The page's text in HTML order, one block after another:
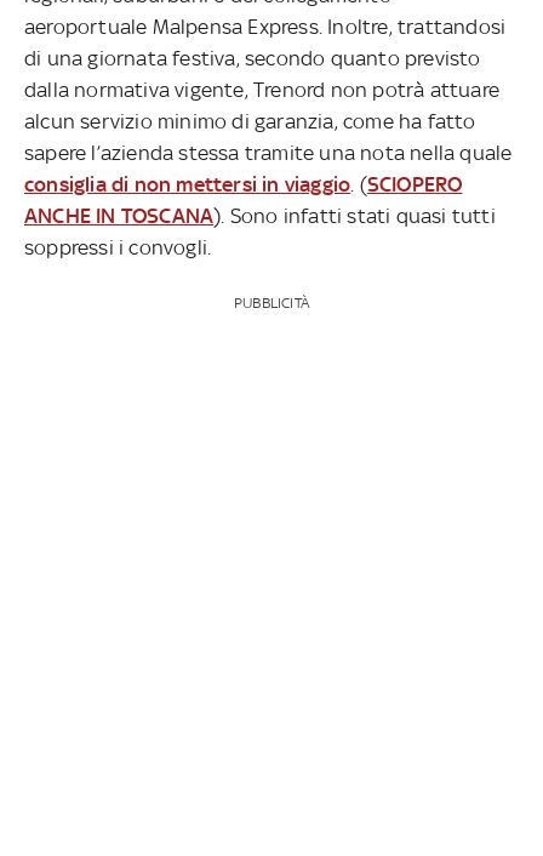
aeroportuale Malpensa Express. Inoltre, trattandosi
di una giornata festiva, secondo quanto previsto
dalla normativa vigente, Trenord non potrà attuare
alcun servizio minimo di garanzia, come ha fatto
sapere l’azienda stessa tramite una nota nella quale
consiglia di non mettersi in viaggio . (SCIOPERO
ANCHE IN TOSCANA). Sono infatti stati quasi tutti
soppressi i convogli.
PUBBLICITÀ